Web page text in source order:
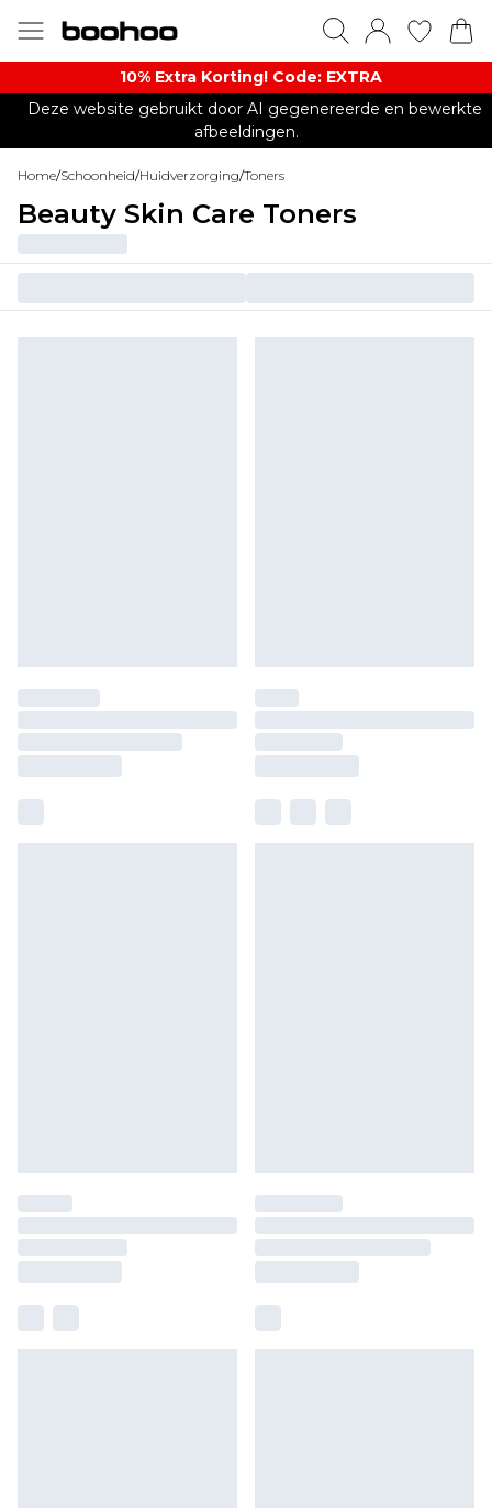
10% Extra Korting! Code: EXTRA​
Deze website gebruikt door AI gegenereerde en bewerkte
afbeeldingen.
Home/Schoonheid/Huidverzorging/Toners
Beauty Skin Care Toners